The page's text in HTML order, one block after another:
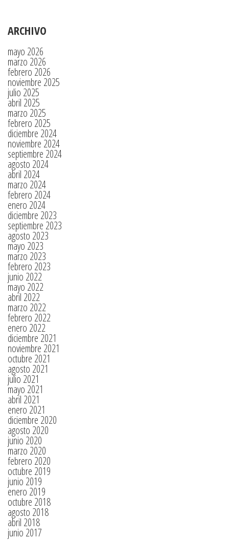
ARCHIVO
mayo 2026
marzo 2026
febrero 2026
noviembre 2025
julio 2025
abril 2025
marzo 2025
febrero 2025
diciembre 2024
noviembre 2024
septiembre 2024
agosto 2024
abril 2024
marzo 2024
febrero 2024
enero 2024
diciembre 2023
septiembre 2023
agosto 2023
mayo 2023
marzo 2023
febrero 2023
junio 2022
mayo 2022
abril 2022
marzo 2022
febrero 2022
enero 2022
diciembre 2021
noviembre 2021
octubre 2021
agosto 2021
julio 2021
mayo 2021
abril 2021
enero 2021
diciembre 2020
agosto 2020
junio 2020
marzo 2020
febrero 2020
octubre 2019
junio 2019
enero 2019
octubre 2018
agosto 2018
abril 2018
junio 2017